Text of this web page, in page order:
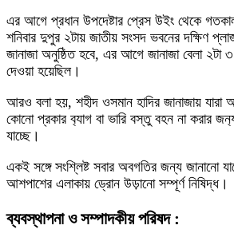
এর আগে প্রধান উপদেষ্টার প্রেস উইং থেকে
শনিবার দুপুর ২টায় জাতীয় সংসদ ভবনের দক্ষিণ
জানাজা অনুষ্ঠিত হবে, এর আগে জানাজা বেলা ২টা
দেওয়া হয়েছিল।
আরও বলা হয়, শহীদ ওসমান হাদির জানাজায় যারা
কোনো প্রকার ব‍্যাগ বা ভারি বস্তু বহন না করার
যাচ্ছে।
একই সঙ্গে সংশ্লিষ্ট সবার অবগতির জন্য জানানো
আশপাশের এলাকায় ড্রোন উড়ানো সম্পূর্ণ নিষিদ্ধ।
ব্যবস্থাপনা ও সম্পাদকীয় পরিষদ :